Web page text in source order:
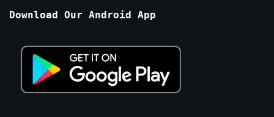
Download Our Android App